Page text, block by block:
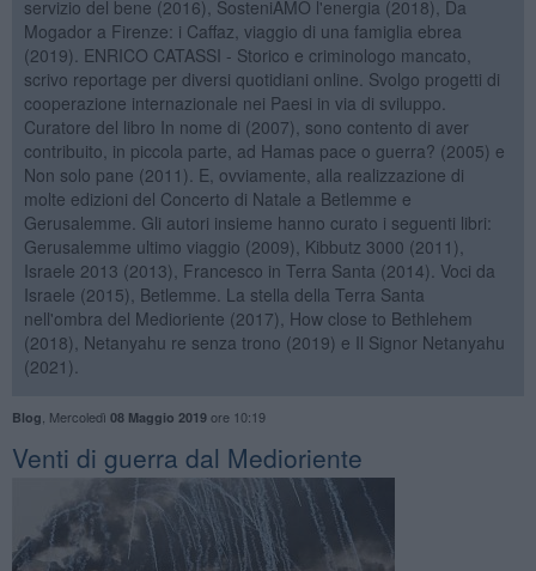
servizio del bene (2016), SosteniAMO l'energia (2018), Da
Mogador a Firenze: i Caffaz, viaggio di una famiglia ebrea
(2019). ENRICO CATASSI - Storico e criminologo mancato,
scrivo reportage per diversi quotidiani online. Svolgo progetti di
cooperazione internazionale nei Paesi in via di sviluppo.
Curatore del libro In nome di (2007), sono contento di aver
contribuito, in piccola parte, ad Hamas pace o guerra? (2005) e
Non solo pane (2011). E, ovviamente, alla realizzazione di
molte edizioni del Concerto di Natale a Betlemme e
Gerusalemme. Gli autori insieme hanno curato i seguenti libri:
Gerusalemme ultimo viaggio (2009), Kibbutz 3000 (2011),
Israele 2013 (2013), Francesco in Terra Santa (2014). Voci da
Israele (2015), Betlemme. La stella della Terra Santa
nell'ombra del Medioriente (2017), How close to Bethlehem
(2018), Netanyahu re senza trono (2019) e Il Signor Netanyahu
(2021).
Blog Mercoledì 08 Maggio 2019ore 10:19
Venti di guerra dal Medioriente